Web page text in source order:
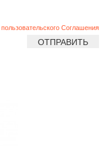
пользовательского Соглашения